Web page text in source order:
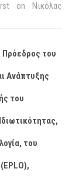
on Νικόλας
Πρόεδρος του
Ανάπτυξης
του
του